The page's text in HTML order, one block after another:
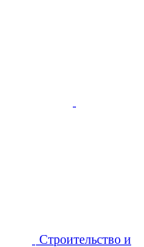
Строительство и